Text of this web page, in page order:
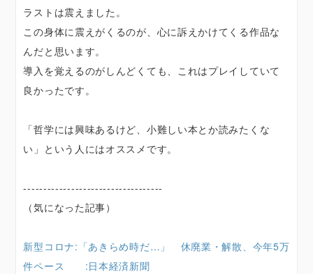
ラストは震えました。
この身体に震えがくるのが、心に訴えかけてくる作品な
んだと思います。
導入を覚えるのがしんどくても、これはプレイしていて
良かったです。
「哲学には興味あるけど、小難しい本とか読みたくな
い」という人にはオススメです。
-----------------------------------
（気になった記事）
新型コロナ:「あきらめ時だ…」 休廃業・解散、今年5万
件ペース :日本経済新聞